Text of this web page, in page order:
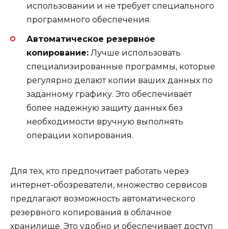
использовании и не требует специального
программного обеспечения.
Автоматическое резервное
копирование: Лучше использовать
специализированные программы, которые
регулярно делают копии ваших данных по
заданному графику. Это обеспечивает
более надежную защиту данных без
необходимости вручную выполнять
операции копирования.
Для тех, кто предпочитает работать через
интернет-обозреватели, множество сервисов
предлагают возможность автоматического
резервного копирования в облачное
хранилище. Это удобно и обеспечивает доступ